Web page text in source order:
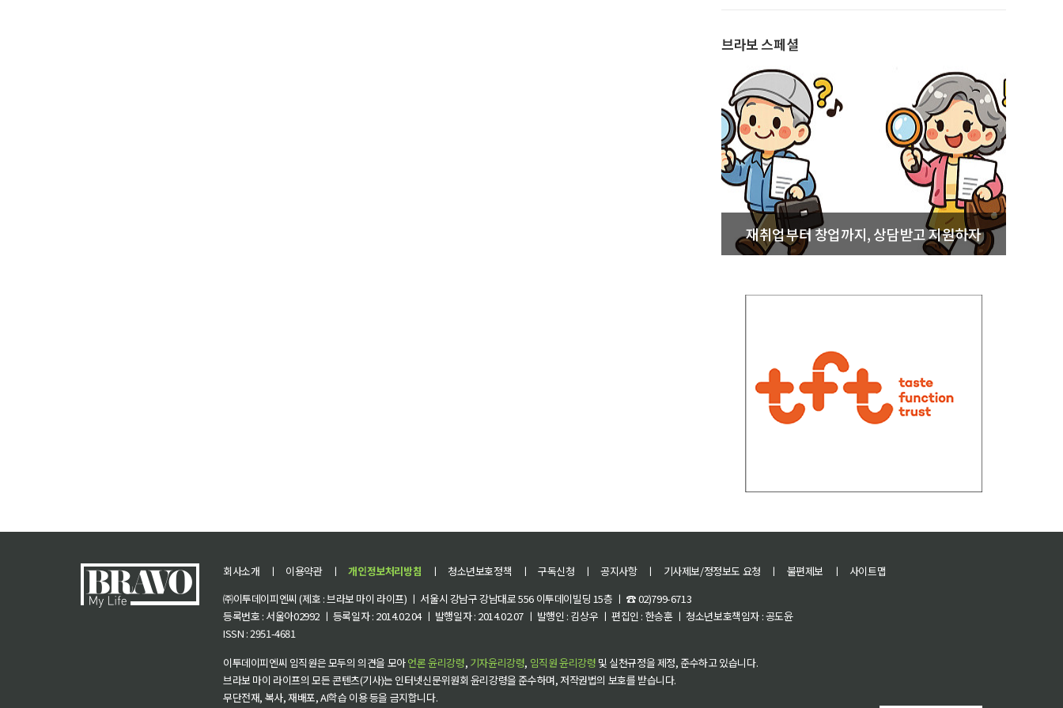
브라보 스페셜
재취업부터 창업까지, 상담받고 지원하자
회사소개 ㅣ 이용약관 ㅣ 개인정보처리방침 ㅣ 청소년보호정책 ㅣ 구독신청 ㅣ 공지사항 ㅣ 기사제보/정정보도 요청 ㅣ 불편제보 ㅣ
사이트맵
㈜이투데이피엔씨 (제호 : 브라보 마이 라이프) ㅣ 서울시 강남구 강남대로 556 이투데이빌딩 15층 ㅣ ☎ 02)799-6713
등록번호 : 서울아02992 ㅣ 등록일자 : 2014.02.04 ㅣ 발행일자 : 2014.02.07 ㅣ 발행인 : 김상우 ㅣ 편집인 : 한승훈 ㅣ 청소년보호책임자 : 공도윤
ISSN : 2951-4681
이투데이피엔씨 임직원은 모두의 의견을 모아언론 윤리강령, 기자윤리강령, 임직원 윤리강령 및 실천규정을 제정, 준수하고 있습니다.
브라보 마이 라이프의 모든 콘텐츠(기사)는 인터넷신문위원회 윤리강령을 준수하며, 저작권법의 보호를 받습니다.
무단전재, 복사, 재배포, AI학습 이용 등을 금지합니다.